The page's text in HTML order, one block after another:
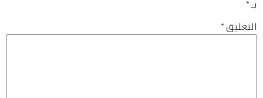
بـ*
التعليق*